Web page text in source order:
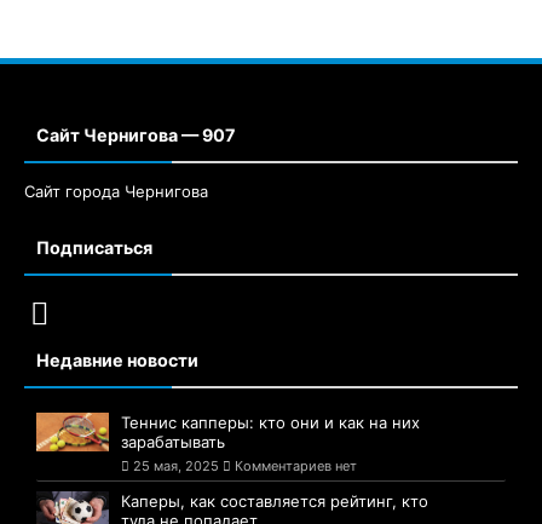
Сайт Чернигова — 907
Сайт города Чернигова
Подписаться
Недавние новости
Теннис капперы: кто они и как на них
зарабатывать
25 мая, 2025 Комментариев нет
Каперы, как составляется рейтинг, кто